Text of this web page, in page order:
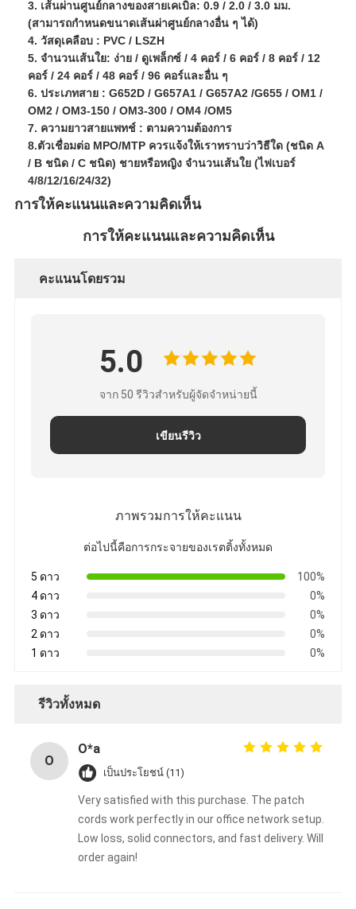
3. เส้นผ่านศูนย์กลางของสายเคเบิล: 0.9 / 2.0 / 3.0 มม.
(สามารถกำหนดขนาดเส้นผ่าศูนย์กลางอื่น ๆ ได้)
4. วัสดุเคลือบ : PVC / LSZH
5. จำนวนเส้นใย: ง่าย / ดูเพล็กซ์ / 4 คอร์ / 6 คอร์ / 8 คอร์ / 12
คอร์ / 24 คอร์ / 48 คอร์ / 96 คอร์และอื่น ๆ
6. ประเภทสาย : G652D / G657A1 / G657A2 /G655 / OM1 /
OM2 / OM3-150 / OM3-300 / OM4 /OM5
7. ความยาวสายแพทช์ : ตามความต้องการ
8.ตัวเชื่อมต่อ MPO/MTP ควรแจ้งให้เราทราบว่าวิธีใด (ชนิด A
/ B ชนิด / C ชนิด) ชายหรือหญิง จำนวนเส้นใย (ไฟเบอร์
4/8/12/16/24/32)
การให้คะแนนและความคิดเห็น
การให้คะแนนและความคิดเห็น
คะแนนโดยรวม
5.0
จาก 50 รีวิวสําหรับผู้จัดจําหน่ายนี้
เขียนรีวิว
ภาพรวมการให้คะแนน
ต่อไปนี้คือการกระจายของเรตติ้งทั้งหมด
5 ดาว
100%
4 ดาว
0%
3 ดาว
0%
2 ดาว
0%
1 ดาว
0%
รีวิวทั้งหมด
O
O*a
เป็นประโยชน์ (11)
Very satisfied with this purchase. The patch
cords work perfectly in our office network setup.
Low loss, solid connectors, and fast delivery. Will
order again!